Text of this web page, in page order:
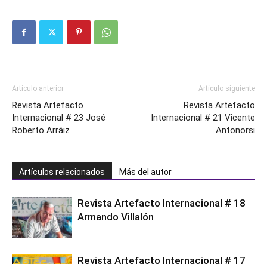
Artículo anterior
Revista Artefacto
Internacional # 23 José
Roberto Arráiz
Artículo siguiente
Revista Artefacto
Internacional # 21 Vicente
Antonorsi
Artículos relacionados Más del autor
Revista Artefacto Internacional # 18
Armando Villalón
Revista Artefacto Internacional # 17